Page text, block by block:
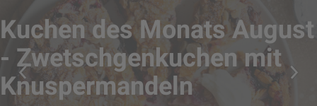
Kuchen des Monats August
- Zwetschgenkuchen mit
Knuspermandeln